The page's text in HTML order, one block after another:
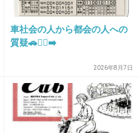
+68 -3
車社会の人から都会の人への
質疑🚗🏃‍♀️‍➡️
2026年8月7日